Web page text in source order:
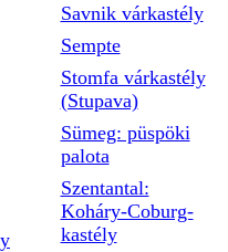
Savnik várkastély
Sempte
Stomfa várkastély
(Stupava)
Sümeg: püspöki
palota
Szentantal:
Koháry-Coburg-
kastély